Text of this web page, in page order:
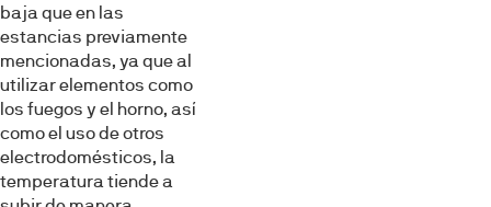
baja que en las
estancias previamente
mencionadas, ya que al
utilizar elementos como
los fuegos y el horno, así
como el uso de otros
electrodomésticos, la
temperatura tiende a